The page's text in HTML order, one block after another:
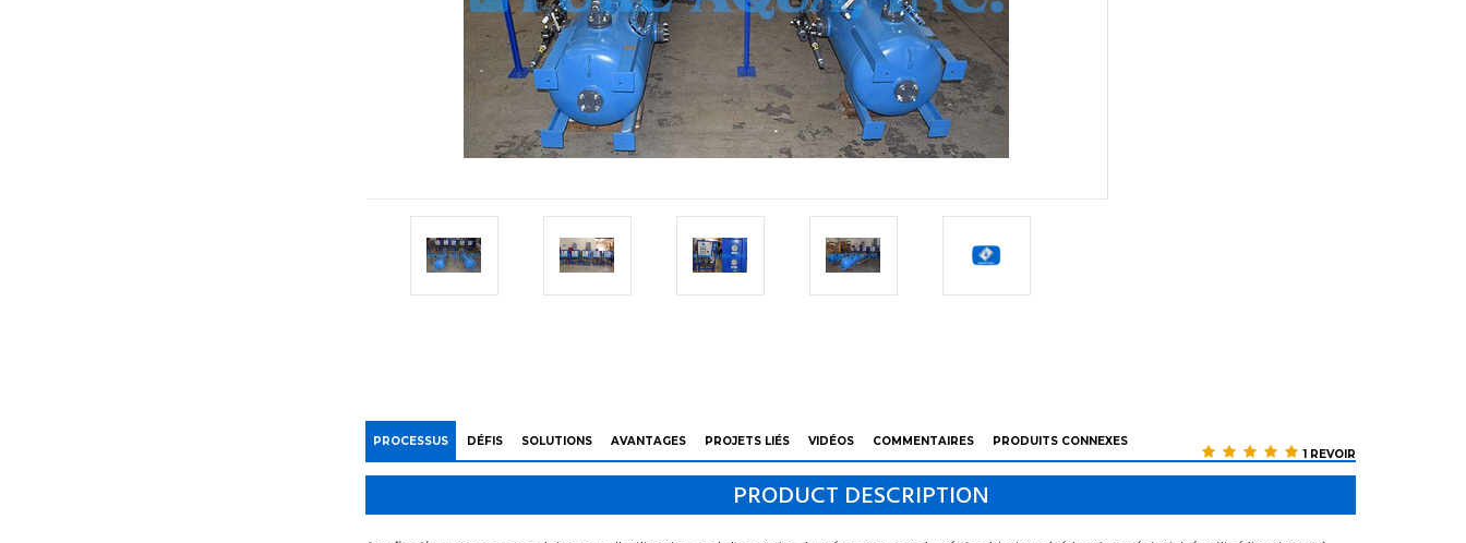
PROCESSUS DÉFIS SOLUTIONS AVANTAGES PROJETS LIÉS VIDÉOS COMMENTAIRES
PRODUITS CONNEXES
1 REVOIR
PRODUCT DESCRIPTION